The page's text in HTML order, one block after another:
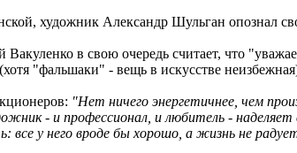
художник Александр Шульган опознал
в свою очередь считает, что
"фальшаки" - вещь в искусстве
"Нет ничего энергетичнее, чем
- и профессионал, и любитель -
все у него вроде бы хорошо, а жизнь не